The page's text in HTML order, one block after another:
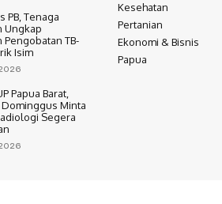
PB, Tenaga
Ungkap
Pengobatan TB-
Isim
Papua Barat,
Minta
Segera
Kesehatan
Pertanian
Ekonomi & Bisnis
Papua